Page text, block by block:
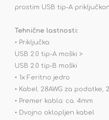
prostim USB tip-A
Tehnične lastnosti:
• Priključka:
USB 2.0 tip-A moški >
USB 2.0 tip-B moški
• 1x Feritno jedro
• Kabel: 28AWG za podatke,
• Premer kabla: ca. 4mm
• Dvojno oklopljen kabel